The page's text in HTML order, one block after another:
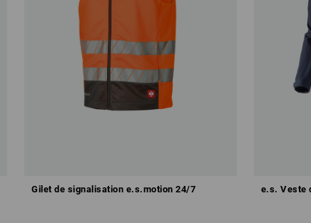
Gilet de signalisation e.s.motion 24/7 e.s. Veste